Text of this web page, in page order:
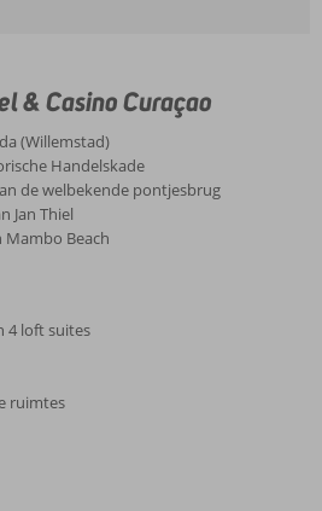
& Casino Curaçao
(Willemstad)
Handelskade
de welbekende pontjesbrug
Jan Thiel
Mambo Beach
4 loft suites
ruimtes